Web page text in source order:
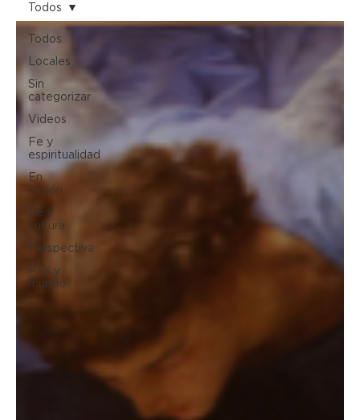
Todos
Locales
Sin
categorizar
Videos
Fe y
espiritualidad
En
misión
Fe y
cultura
Perspectiva
País y
mundo
Todos